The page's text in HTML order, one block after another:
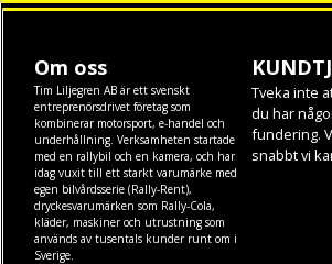
Om oss
Tim Liljegren AB är ett svenskt
entreprenörsdrivet företag som
kombinerar motorsport, e-handel och
underhållning. Verksamheten startade
med en rallybil och en kamera, och har
idag vuxit till ett starkt varumärke med
egen bilvårdsserie (Rally-Rent),
dryckesvarumärken som Rally-Cola,
kläder, maskineroch utrustning som
används av tusentals kunder runt om i
Sverige.
Tveka inte
du har
fundering.
snabbt vi